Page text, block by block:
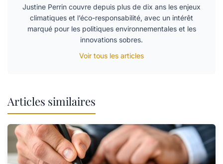
Justine Perrin couvre depuis plus de dix ans les enjeux
climatiques et l’éco-responsabilité, avec un intérêt
marqué pour les politiques environnementales et les
innovations sobres.
Voir tous les articles
Articles similaires